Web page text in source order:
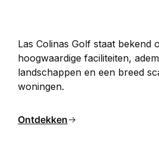
Las Colinas Golf staat bekend
hoogwaardige faciliteiten,
landschappen en een breed
woningen.
Ontdekken